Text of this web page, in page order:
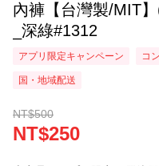
內褲【台灣製/MIT
_深綠#1312
アプリ限定キャンペーン コ
国・地域配送
NT$500
NT$250